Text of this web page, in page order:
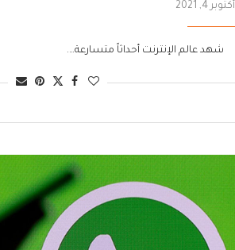
أكتوبر 4, 2021
شهد عالم الإنترنت أحداثاً متسارعة….